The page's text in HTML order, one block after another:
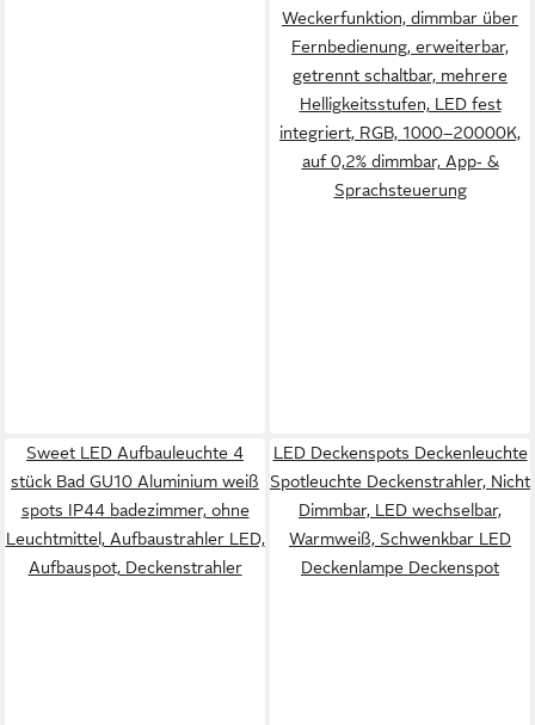
Weckerfunktion, dimmbar über
Fernbedienung, erweiterbar,
getrennt schaltbar, mehrere
Helligkeitsstufen, LED fest
integriert, RGB, 1000–20000K,
auf 0,2% dimmbar, App‑ &
Sprachsteuerung
Sweet LED Aufbauleuchte 4
stück Bad GU10 Aluminium weiß
spots IP44 badezimmer, ohne
Leuchtmittel, Aufbaustrahler LED,
Aufbauspot, Deckenstrahler
LED Deckenspots Deckenleuchte
Spotleuchte Deckenstrahler, Nicht
Dimmbar, LED wechselbar,
Warmweiß, Schwenkbar LED
Deckenlampe Deckenspot